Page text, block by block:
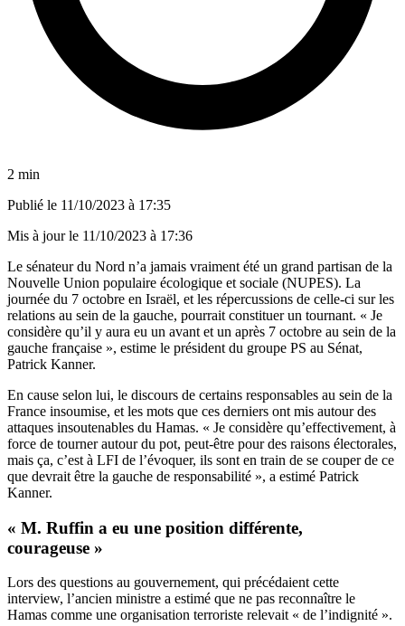
2 min
Publié le 11/10/2023 à 17:35
Mis à jour le 11/10/2023 à 17:36
Le sénateur du Nord n’a jamais vraiment été un grand partisan de la
Nouvelle Union populaire écologique et sociale (NUPES). La
journée du 7 octobre en Israël, et les répercussions de celle-ci sur les
relations au sein de la gauche, pourrait constituer un tournant. « Je
considère qu’il y aura eu un avant et un après 7 octobre au sein de la
gauche française », estime le président du groupe PS au Sénat,
Patrick Kanner.
En cause selon lui, le discours de certains responsables au sein de la
France insoumise, et les mots que ces derniers ont mis autour des
attaques insoutenables du Hamas. « Je considère qu’effectivement, à
force de tourner autour du pot, peut-être pour des raisons électorales,
mais ça, c’est à LFI de l’évoquer, ils sont en train de se couper de ce
que devrait être la gauche de responsabilité », a estimé Patrick
Kanner.
« M. Ruffin a eu une position différente,
courageuse »
Lors des questions au gouvernement, qui précédaient cette
interview, l’ancien ministre a estimé que ne pas reconnaître le
Hamas comme une organisation terroriste relevait « de l’indignité ».